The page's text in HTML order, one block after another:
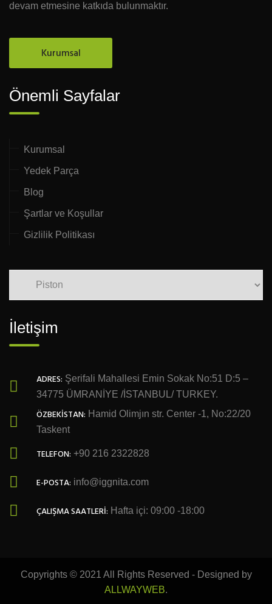
devam etmesine katkıda bulunmaktır.
Kurumsal
Önemli Sayfalar
Kurumsal
Yedek Parça
Blog
Şartlar ve Koşullar
Gizlilik Politikası
İletişim
ADRES: Şerifali Mahallesi Emin Sokak No:51 D:5 –
34775 ÜMRANİYE /İSTANBUL/ TURKEY.
ÖZBEKİSTAN: Hamid Olimjın str. Center -1, No:22/20
Taskent
TELEFON: +90 216 2322828
E-POSTA: info@iggnita.com
ÇALIŞMA SAATLERI: Hafta içi: 09:00 -18:00
Copyrights © 2021 All Rights Reserved - Designed by
ALLWAYWEB.